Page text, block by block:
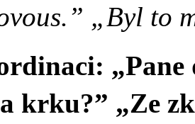
„Byl to
krku?” „Ze